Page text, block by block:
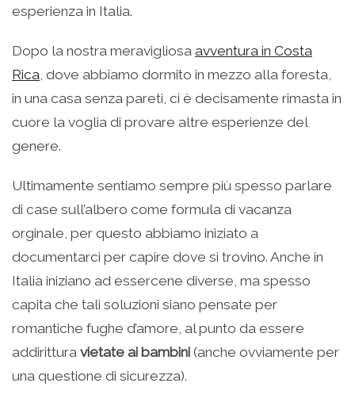
esperienza in Italia.
Dopo la nostra meravigliosa avventura in Costa
Rica , dove abbiamo dormito in mezzo alla foresta,
in una casa senza pareti, ci è decisamente rimasta in
cuore la voglia di provare altre esperienze del
genere.
Ultimamente sentiamo sempre più spesso parlare
di case sull’albero come formula di vacanza
orginale, per questo abbiamo iniziato a
documentarci per capire dove si trovino. Anche in
Italia iniziano ad essercene diverse, ma spesso
capita che tali soluzioni siano pensate per
romantiche fughe d’amore, al punto da essere
addirittura vietate ai bambini (anche ovviamente per
una questione di sicurezza).